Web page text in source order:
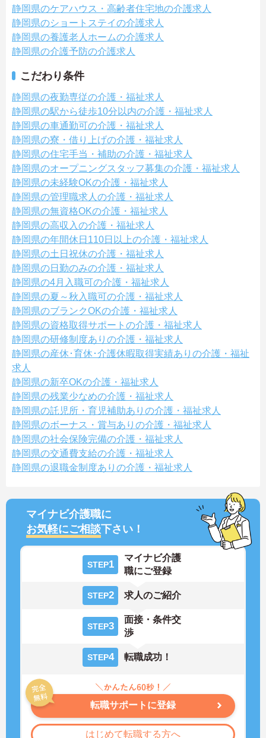
静岡県のケアハウス・高齢者住宅地の介護求人
静岡県のショートステイの介護求人
静岡県の養護老人ホームの介護求人
静岡県の介護予防の介護求人
こだわり条件
静岡県の夜勤専従の介護・福祉求人
静岡県の駅から徒歩10分以内の介護・福祉求人
静岡県の車通勤可の介護・福祉求人
静岡県の寮・借り上げの介護・福祉求人
静岡県の住宅手当・補助の介護・福祉求人
静岡県のオープニングスタッフ募集の介護・福祉求人
静岡県の未経験OKの介護・福祉求人
静岡県の管理職求人の介護・福祉求人
静岡県の無資格OKの介護・福祉求人
静岡県の高収入の介護・福祉求人
静岡県の年間休日110日以上の介護・福祉求人
静岡県の土日祝休の介護・福祉求人
静岡県の日勤のみの介護・福祉求人
静岡県の4月入職可の介護・福祉求人
静岡県の夏～秋入職可の介護・福祉求人
静岡県のブランクOKの介護・福祉求人
静岡県の資格取得サポートの介護・福祉求人
静岡県の研修制度ありの介護・福祉求人
静岡県の産休･育休･介護休暇取得実績ありの介護・福祉
求人
静岡県の新卒OKの介護・福祉求人
静岡県の残業少なめの介護・福祉求人
静岡県の託児所・育児補助ありの介護・福祉求人
静岡県のボーナス・賞与ありの介護・福祉求人
静岡県の社会保険完備の介護・福祉求人
静岡県の交通費支給の介護・福祉求人
静岡県の退職金制度ありの介護・福祉求人
マイナビ介護職に
お気軽にご相談下さい！
STEP1
マイナビ介護
職にご登録
STEP2 求人のご紹介
STEP3
面接・条件交
渉
STEP4 転職成功！
転職サポートに登録
はじめて転職する方へ